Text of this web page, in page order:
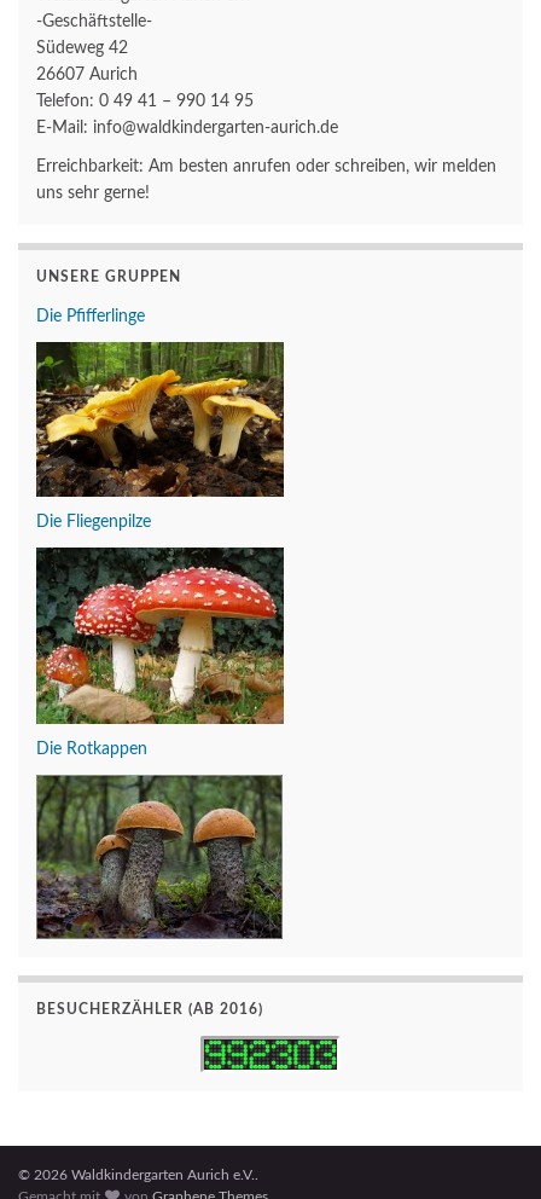
-Geschäftstelle-
Südeweg 42
26607 Aurich
Telefon: 0 49 41 – 990 14 95
E-Mail: info@waldkindergarten-aurich.de
Erreichbarkeit: Am besten anrufen oder schreiben, wir melden
uns sehr gerne!
UNSERE GRUPPEN
Die Pfifferlinge
Die Fliegenpilze
Die Rotkappen
BESUCHERZÄHLER (AB 2016)
© 2026 Waldkindergarten Aurich e.V..